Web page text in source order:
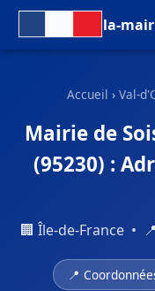
la-
Accueil › Val-
Mairie de
(95230) :
🏢 Île-de-France •
📍